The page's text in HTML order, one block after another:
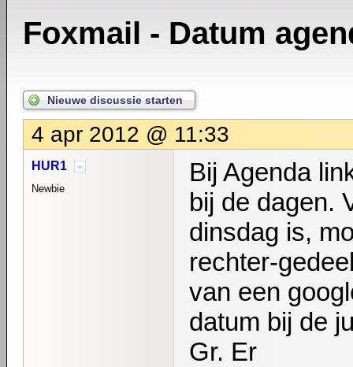
Foxmail - Datum
Nieuwe discussie starten
4 apr 2012 @ 11:33
HUR1
Newbie
Bij Agenda
bij de dagen.
dinsdag is,
rechter-
van een
datum bij de
Gr. Er